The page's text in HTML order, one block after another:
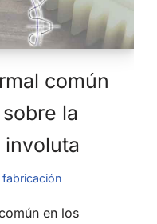
común
la
involuta
en los